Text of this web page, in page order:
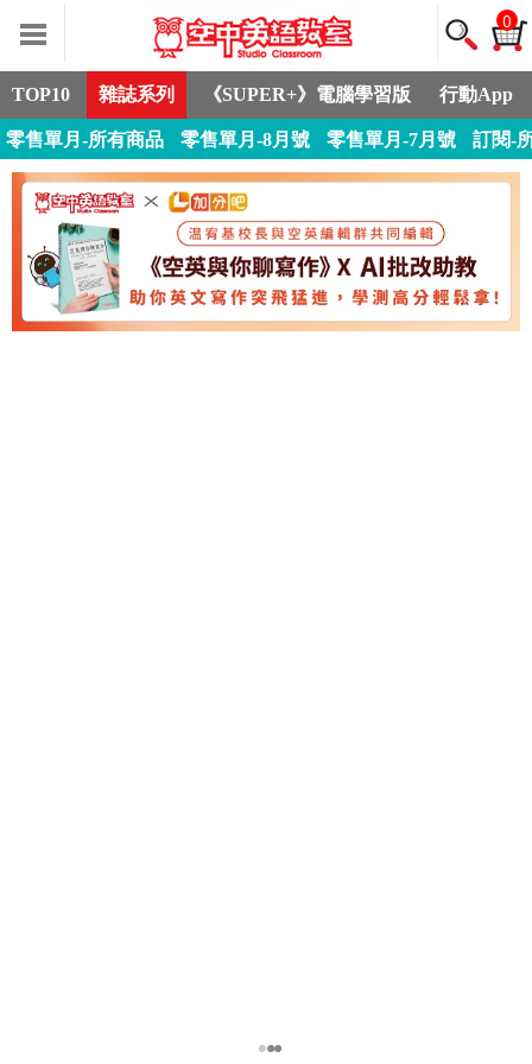
0
TOP10 雜誌系列 《SUPER+》電腦學習版 行動App
零售單月-所有商品 零售單月-8月號 零售單月-7月號 訂閱-